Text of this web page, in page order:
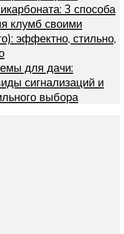
3 способа
клумб своими
эффектно, стильно,
для дачи:
сигнализаций и
выбора